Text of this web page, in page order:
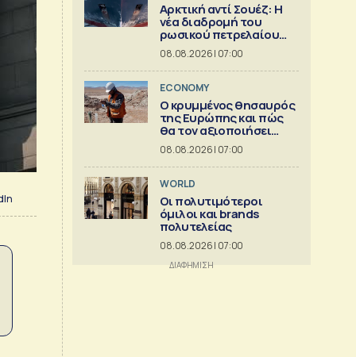
Αρκτική αντί Σουέζ: Η
νέα διαδρομή του
ρωσικού πετρελαίου
[Γράφημα]
08.08.2026 | 07:00
ECONOMY
Ο κρυμμένος θησαυρός
της Ευρώπης και πώς
θα τον αξιοποιήσει
[γράφημα]
08.08.2026 | 07:00
WORLD
Οι πολυτιμότεροι
όμιλοι και brands
πολυτελείας
08.08.2026 | 07:00